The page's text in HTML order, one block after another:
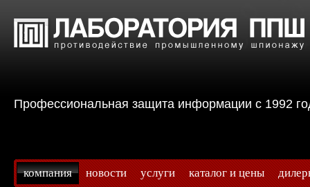
Профессиональная защита информации с
компания новости услуги каталог и цены